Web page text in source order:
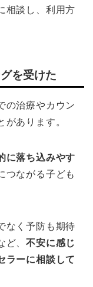
相談し、利用方
を受けた
の治療やカウン
あります。
に落ち込みやす
つながる子ども
なく予防も期待
ど、不安に感じ
ラーに相談して